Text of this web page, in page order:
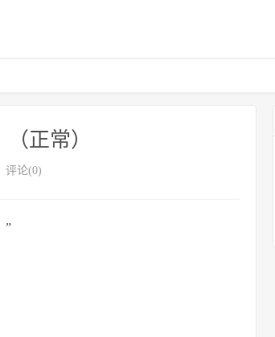
正常）
评论(0)
”